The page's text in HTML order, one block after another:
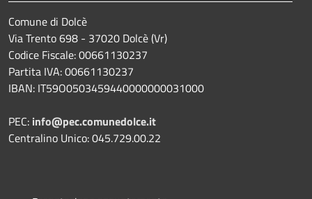
Comune di Dolcè
Via Trento 698 - 37020 Dolcè (Vr)
Codice Fiscale: 00661130237
Partita IVA: 00661130237
IBAN: IT59O0503459440000000031000
PEC: info@pec.comunedolce.it
Centralino Unico: 045.729.00.22